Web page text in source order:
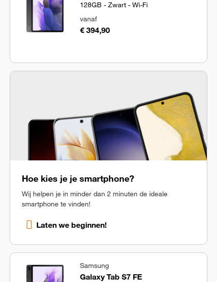
128GB - Zwart - Wi-Fi
vanaf
€ 394,90
Hoe kies je je smartphone?
Wij helpen je in minder dan 2 minuten de ideale
smartphone te vinden!
Laten we beginnen!
Samsung
Galaxy Tab S7 FE